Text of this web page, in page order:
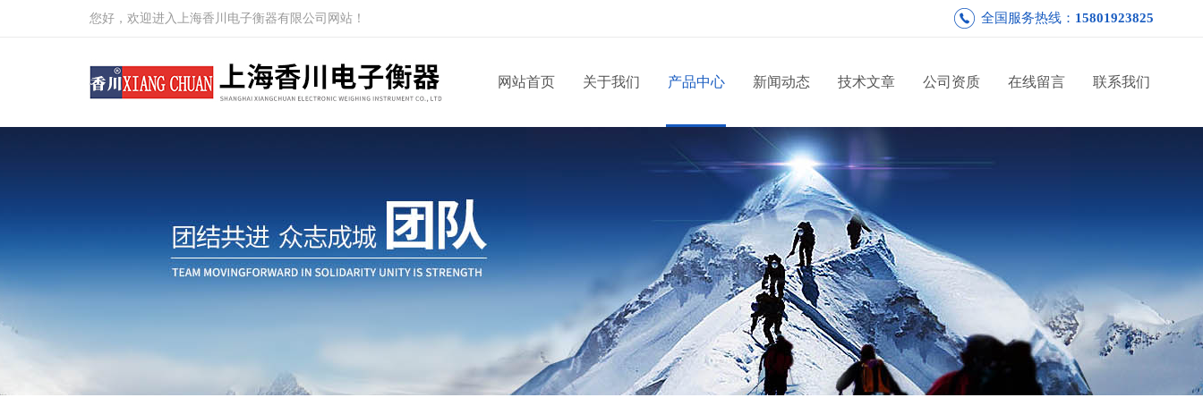
您好，欢迎进入上海香川电子衡器有限公司网站！ 全国服务热线： 15801923825
网站首页 关于我们 产品中心 新闻动态 技术文章 公司资质 在线留言 联系我们